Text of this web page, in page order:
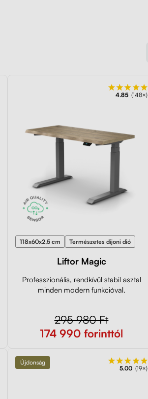
4.85 (148×)
118x60x2,5 cm Természetes dijoni dió
Liftor Magic
Professzionális, rendkívül stabil asztal
minden modern funkcióval.
295 980 Ft
174 990 forinttól
Újdonság
5.00 (19×)